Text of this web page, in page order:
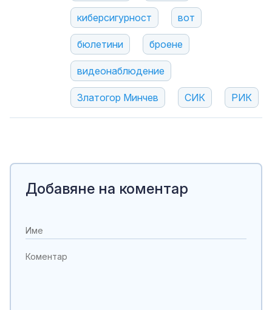
киберсигурност вот
бюлетини броене
видеонаблюдение
Златогор Минчев СИК РИК
Добавяне на коментар